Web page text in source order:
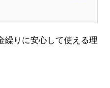
繰りに安心して使える理